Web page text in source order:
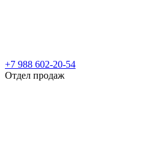
+7 988 602-20-54
Отдел продаж